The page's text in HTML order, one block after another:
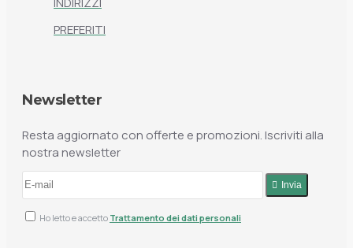
PREFERITI
Newsletter
Resta aggiornato con offerte e promozioni. Iscriviti alla
nostra newsletter
Invia
Ho letto e accetto Trattamento dei dati personali